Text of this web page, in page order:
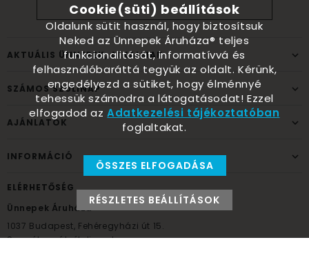
AKTUÁLIS ÜNNEPEK, ALKALMAK
SZÁMOS SZÜLINAP
AJÁNLATOK
INFORMÁCIÓ
ELÉRHETŐSÉG
Ünnepek Áruháza
1037 Budapest, Fehéregyházi út 15.
Személyes átvételi pont
Cookie(süti) beállítások
Oldalunk sütit használ, hogy biztosítsuk
Neked az Ünnepek Áruháza® teljes
funkcionalitását, informatívvá és
felhasználóbaráttá tegyük az oldalt. Kérünk,
engedélyezd a sütiket, hogy élménnyé
tehessük számodra a látogatásodat! Ezzel
elfogadod azAdatkezelési tájékoztatóban
foglaltakat.
ÖSSZES ELFOGADÁSA
RÉSZLETES BEÁLLÍTÁSOK